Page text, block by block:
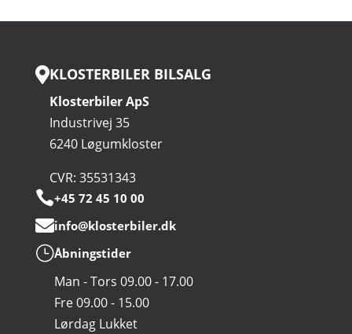
KLOSTERBILER BILSALG
Klosterbiler ApS
Industrivej 35
6240 Løgumkloster
CVR: 35531343
+45 72 45 10 00
info@klosterbiler.dk
}Åbningstider
Man - Tors 09.00 - 17.00
Fre 09.00 - 15.00
Lørdag Lukket